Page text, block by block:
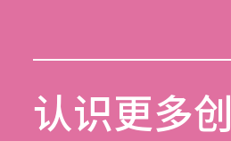
认识更多